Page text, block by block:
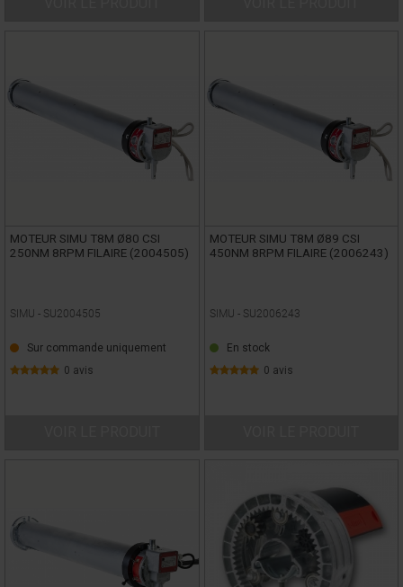
MOTEUR SIMU T8M Ø80 CSI
250NM 8RPM FILAIRE (2004505)
SIMU - SU2004505
Sur commande uniquement
0 avis
MOTEUR SIMU T8M Ø89 CSI
450NM 8RPM FILAIRE (2006243)
SIMU - SU2006243
En stock
0 avis